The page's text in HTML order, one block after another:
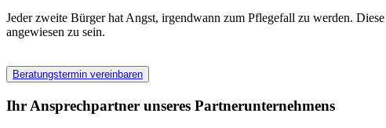
Jeder zweite Bürger hat Angst, irgendwann zum Pflegefall zu werden.
angewiesen zu sein.
Beratungstermin vereinbaren
Ihr Ansprechpartner unseres Partnerunternehmens